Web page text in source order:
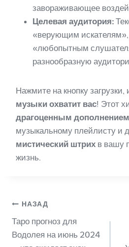
завораживающее
Целевая аудитория:
«верующим искателям»,
«любопытным
разнообразную
Нажмите на кнопку загрузки,
музыки охватит вас! Этот
драгоценным дополнением
музыкальному плейлисту и
мистический штрих в вашу
жизнь.
Навигация
по
НАЗАД
Таро прогноз для
Водолея на июнь 2024